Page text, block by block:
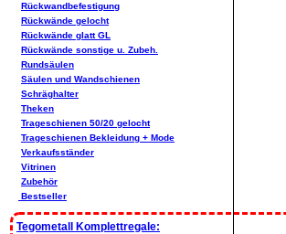
Rückwandbefestigung
Rückwände gelocht
Rückwände glatt GL
Rückwände sonstige u. Zubeh.
Rundsäulen
Säulen und Wandschienen
Schräghalter
Theken
Trageschienen 50/20 gelocht
Trageschienen Bekleidung + Mode
Verkaufsständer
Vitrinen
Zubehör
Bestseller
Tegometall Komplettregale: